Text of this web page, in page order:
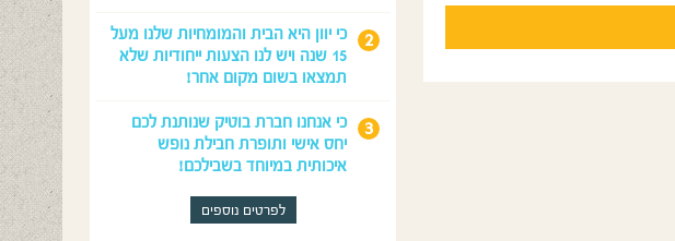
כי יוון היא הבית והמומחיות שלנו מעל
15 שנה ויש לנו הצעות ייחודיות שלא
תמצאו בשום מקום אחר!
כי אנחנו חברת בוטיק שנותנת לכם
יחס אישי ותופרת חבילת נופש
איכותית במיוחד בשבילכם!
לפרטים נוספים